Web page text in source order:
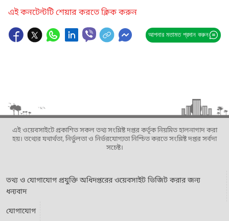
এই কনটেন্টটি শেয়ার করতে ক্লিক করুন
আপনার মতামত প্রদান করুন
এই ওয়েবসাইটে প্রকাশিত সকল তথ্য সংশ্লিষ্ট দপ্তর কর্তৃক নিয়মিত হালনাগাদ করা
হয়। তথ্যের যথার্থতা, নির্ভুলতা ও নির্ভরযোগ্যতা নিশ্চিত করতে সংশ্লিষ্ট দপ্তর সর্বদা
সচেষ্ট।
তথ্য ও যোগাযোগ প্রযুক্তি অধিদপ্তরের ওয়েবসাইট ভিজিট করার জন্য
ধন্যবাদ
যোগাযোগ